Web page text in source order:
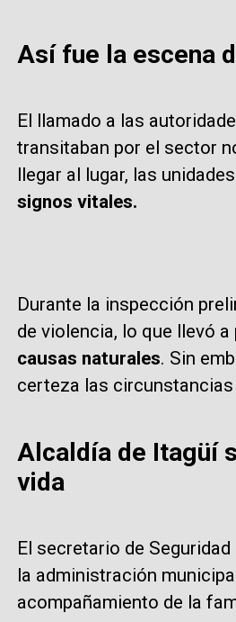
Así fue la escena
El llamado a las
transitaban por el sector
llegar al lugar, las
signos vitales.
Durante la inspección
de violencia, lo que llevó
causas naturales. Sin
certeza las
Alcaldía de Itagüí
vida
El secretario de
la administración
acompañamiento de la